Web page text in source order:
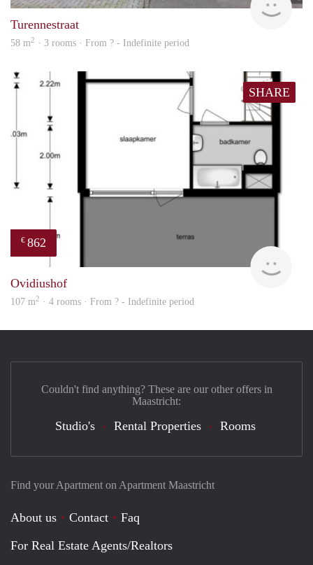
Turennestraat
58 m2 · 3 rooms · From ? - Indefinite period
SHARE
€ 862
Ovidiushof
107 m2 · 4 rooms · From ? - Indefinite period
Find your Apartment on Apartment Maastricht
About us Contact
Faq
For Real Estate Agents/Realtors
Couldn't find anything? These are our other offers in
Maastricht:
Studio's Rental Properties Rooms